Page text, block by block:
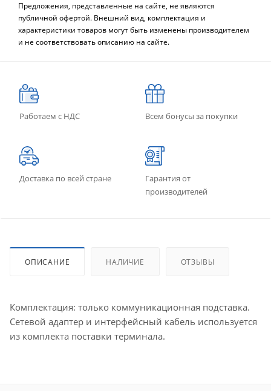
Предложения, представленные на сайте, не являются
публичной офертой. Внешний вид, комплектация и
характеристики товаров могут быть изменены производителем
и не соответствовать описанию на сайте.
Работаем с НДС Всем бонусы за покупки
Доставка по всей стране
Гарантия от
производителей
ОПИСАНИЕ НАЛИЧИЕ ОТЗЫВЫ
Комплектация: только коммуникационная подставка.
Сетевой адаптер и интерфейсный кабель используется
из комплекта поставки терминала.